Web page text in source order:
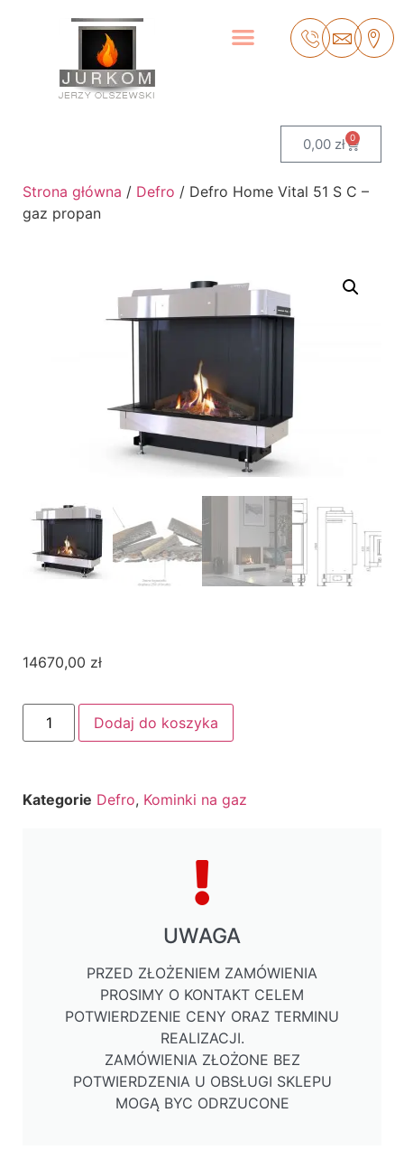
0,00 zł 0
Strona główna / Defro / Defro Home Vital 51 S C –
gaz propan
14670,00 zł
Dodaj do koszyka
Kategorie Defro, Kominki na gaz
UWAGA
PRZED ZŁOŻENIEM ZAMÓWIENIA
PROSIMY O KONTAKT CELEM
POTWIERDZENIE CENY ORAZ TERMINU
REALIZACJI.
ZAMÓWIENIA ZŁOŻONE BEZ
POTWIERDZENIA U OBSŁUGI SKLEPU
MOGĄ BYC ODRZUCONE